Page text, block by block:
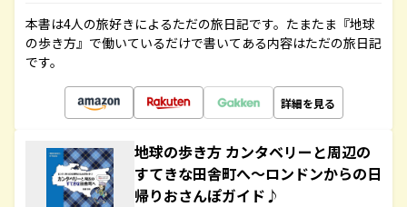
本書は4人の旅好きによるただの旅日記です。たまたま『地球
の歩き方』で働いているだけで書いてある内容はただの旅日記
です。
詳細を見る
地球の歩き方 カンタベリーと周辺の
すてきな田舎町へ～ロンドンからの日
帰りおさんぽガイド♪